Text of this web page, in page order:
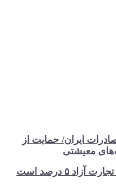
ایران/ حمایت از
است